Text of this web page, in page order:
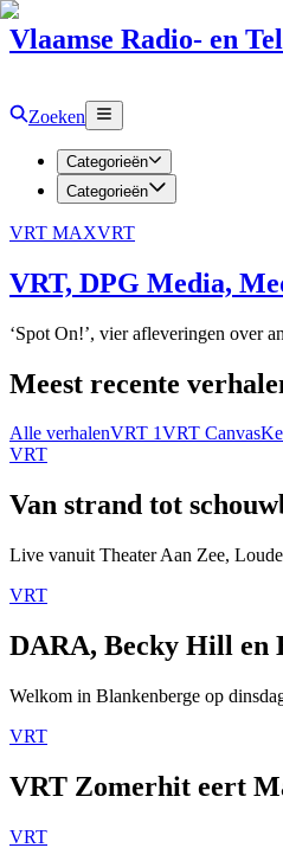
Vlaamse Radio- en
Zoeken
Categorieën
Categorieën
VRT MAXVRT
VRT, DPG Media,
‘Spot On!’, vier afleveringen over
Meest recente
Alle verhalenVRT 1VRT Canvas
VRT
Van strand tot
Live vanuit Theater Aan Zee,
VRT
DARA, Becky Hill en
Welkom in Blankenberge op
VRT
VRT Zomerhit eert
VRT